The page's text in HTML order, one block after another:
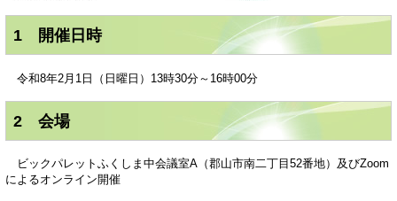
1 開催日時
令和8年2月1日（日曜日）13時30分～16時00分
2 会場
ビックパレットふくしま中会議室A（郡山市南二丁目52番地）及びZoom
によるオンライン開催